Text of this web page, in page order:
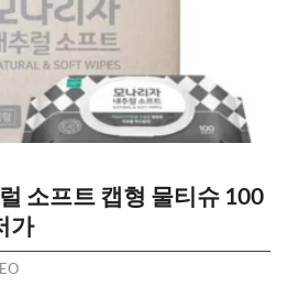
소프트 캡형 물티슈 100
가